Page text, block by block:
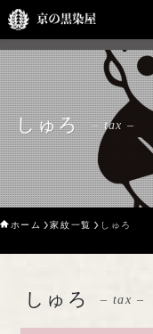
HOME
オンライ
京の黒染
Service
Our Story
しゅろ – tax –
ホーム 家紋一覧 しゅろ
しゅろ – tax –